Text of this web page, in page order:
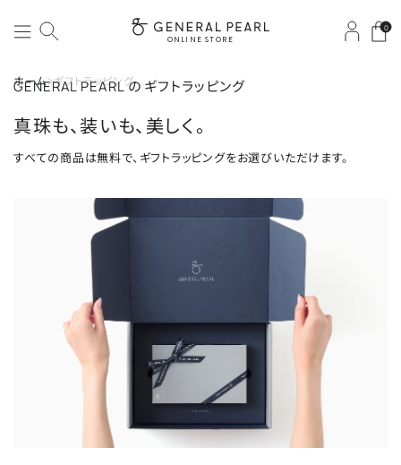
ONLINE STORE
0
ホーム ギフトラッピング
GENERAL PEARL の ギフトラッピング
真珠も、装いも、美しく。
すべての商品は無料で、ギフトラッピングをお選びいただけます。